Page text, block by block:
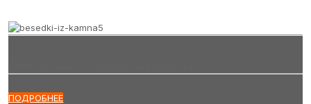
ПОДРОБНЕЕ